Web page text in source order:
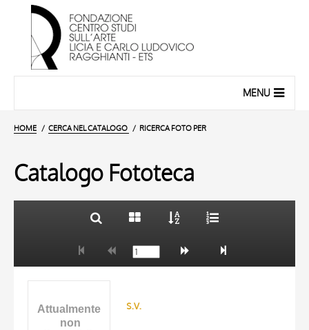
MENU
HOME CERCA NEL CATALOGO RICERCA FOTO PER
Catalogo Fototeca
AUTORE
s.v.